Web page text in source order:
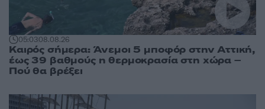
05:0308.08.26
Καιρός σήμερα: Άνεμοι 5 μποφόρ στην Αττική,
έως 39 βαθμούς η θερμοκρασία στη χώρα –
Πού θα βρέξει